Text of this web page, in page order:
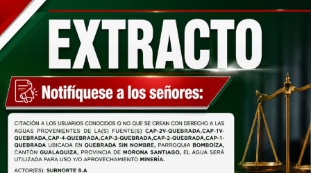
Jueves 06 de agosto de 2026
2026
Viernes 07 de agosto de 2026
Viernes 14 de agosto de
2026
El director de Turismo , Mgtr. Diego Olmedo, destacó
que el programa fue concebido para fortalecer el
turismo local desde la niñez, permitiendo que los
participantes conozcan los atractivos del cantón y se
conviertan en pequeños promotores turísticos.